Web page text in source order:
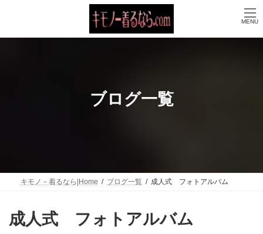
ン
ー
ブログ一覧
キモノ－着るなら|Home ブログ一覧 成人式 フォトアルバム
成人式 フォトアルバム
MENU